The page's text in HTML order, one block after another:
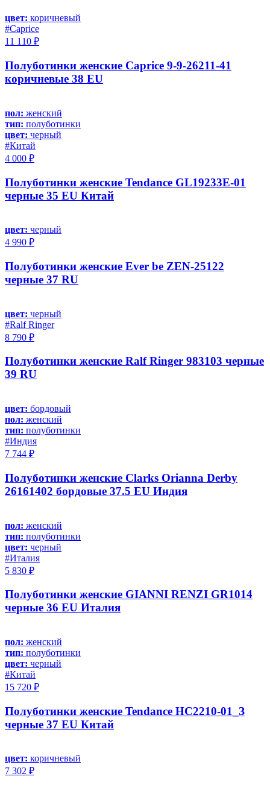
цвет: коричневый
#Caprice
11 110 ₽
Полуботинки женские Caprice 9-9-26211-41
коричневые 38 EU
пол: женский
тип: полуботинки
цвет: черный
#Китай
4 000 ₽
Полуботинки женские Tendance GL19233E-01
черные 35 EU Китай
цвет: черный
4 990 ₽
Полуботинки женские Ever be ZEN-25122
черные 37 RU
цвет: черный
#Ralf Ringer
8 790 ₽
Полуботинки женские Ralf Ringer 983103 черные
39 RU
цвет: бордовый
пол: женский
тип: полуботинки
#Индия
7 744 ₽
Полуботинки женские Clarks Orianna Derby
26161402 бордовые 37.5 EU Индия
пол: женский
тип: полуботинки
цвет: черный
#Италия
5 830 ₽
Полуботинки женские GIANNI RENZI GR1014
черные 36 EU Италия
пол: женский
тип: полуботинки
цвет: черный
#Китай
15 720 ₽
Полуботинки женские Tendance HC2210-01_З
черные 37 EU Китай
цвет: коричневый
7 302 ₽